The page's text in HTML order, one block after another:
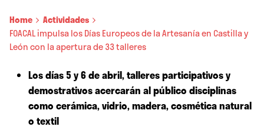
Home
Actividades
FOACAL impulsa los Días Europeos de la Artesanía en Castilla y
León con la apertura de 33 talleres
Los días 5 y 6 de abril, talleres participativos y
demostrativos acercarán al público disciplinas
como cerámica, vidrio, madera, cosmética natural
o textil